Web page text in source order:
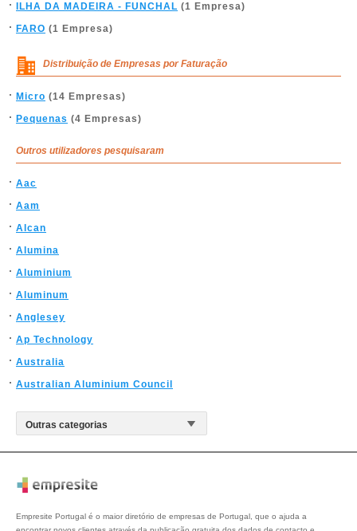
ILHA DA MADEIRA - FUNCHAL (1 Empresa)
FARO (1 Empresa)
Distribuição de Empresas por Faturação
Micro (14 Empresas)
Pequenas (4 Empresas)
Outros utilizadores pesquisaram
Aac
Aam
Alcan
Alumina
Aluminium
Aluminum
Anglesey
Ap Technology
Australia
Australian Aluminium Council
Empresite Portugal é o maior diretório de empresas de Portugal, que o ajuda a